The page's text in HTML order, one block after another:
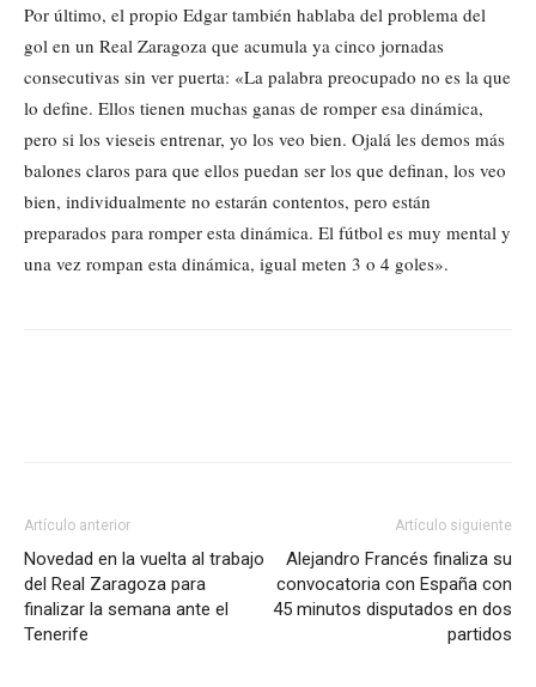
Por último, el propio Edgar también hablaba del problema del
gol en un Real Zaragoza que acumula ya cinco jornadas
consecutivas sin ver puerta: «La palabra preocupado no es la que
lo define. Ellos tienen muchas ganas de romper esa dinámica,
pero si los vieseis entrenar, yo los veo bien. Ojalá les demos más
balones claros para que ellos puedan ser los que definan, los veo
bien, individualmente no estarán contentos, pero están
preparados para romper esta dinámica. El fútbol es muy mental y
una vez rompan esta dinámica, igual meten 3 o 4 goles».
Artículo anterior
Novedad en la vuelta al trabajo
del Real Zaragoza para
finalizar la semana ante el
Tenerife
Artículo siguiente
Alejandro Francés finaliza su
convocatoria con España con
45 minutos disputados en dos
partidos